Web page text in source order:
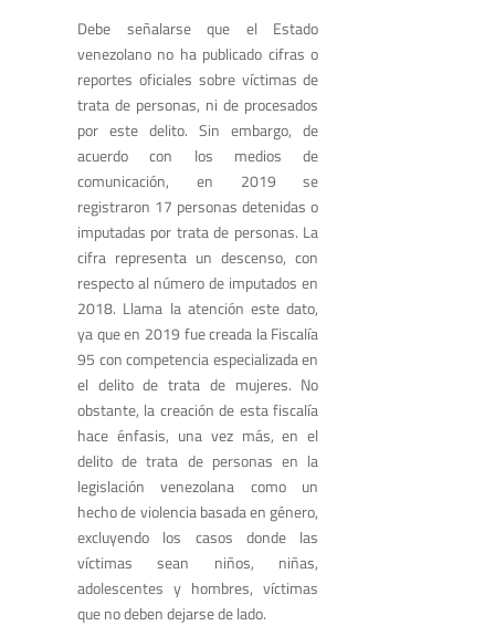
Debe señalarse que el Estado
venezolano no ha publicado cifras o
reportes oficiales sobre víctimas de
trata de personas, ni de procesados
por este delito. Sin embargo, de
acuerdo con los medios de
comunicación, en 2019 se
registraron 17 personas detenidas o
imputadas por trata de personas. La
cifra representa un descenso, con
respecto al número de imputados en
2018. Llama la atención este dato,
ya que en 2019 fue creada la Fiscalía
95 con competencia especializada en
el delito de trata de mujeres. No
obstante, la creación de esta fiscalía
hace énfasis, una vez más, en el
delito de trata de personas en la
legislación venezolana como un
hecho de violencia basada en género,
excluyendo los casos donde las
víctimas sean niños, niñas,
adolescentes y hombres, víctimas
que no deben dejarse de lado.